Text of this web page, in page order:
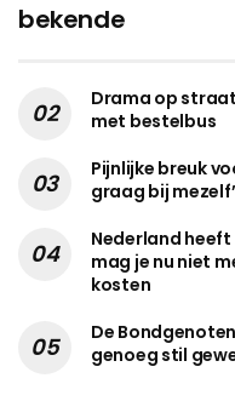
bekende
Drama op
met bestelbus
Pijnlijke breuk
graag bij
Nederland
mag je nu niet
kosten
De
genoeg stil